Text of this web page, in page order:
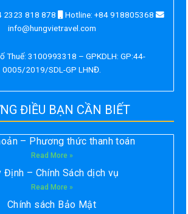
2323 818 878
Hotline: +84 918805368
info@hungvietravel.com
Thuế: 3100993318 – GPKDLH: GP:44-
0005/2019/SDL-GP LHNĐ.
ĐIỀU BẠN CẦN BIẾT
– Phương thức thanh toán
Read More »
Định – Chính Sách dịch vụ
Read More »
Chính sách Bảo Mật